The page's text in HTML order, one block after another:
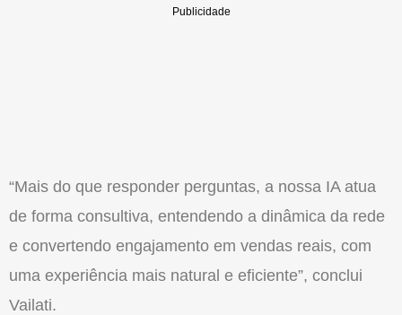
“Mais do que responder perguntas, a nossa IA atua
de forma consultiva, entendendo a dinâmica da rede
e convertendo engajamento em vendas reais, com
uma experiência mais natural e eficiente”, conclui
Vailati.